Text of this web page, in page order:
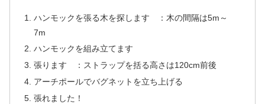
ハンモックを張る木を探します ：木の間隔は5m～
7m
ハンモックを組み立てます
張ります ：ストラップを括る高さは120cm前後
アーチポールでバグネットを立ち上げる
張れました！